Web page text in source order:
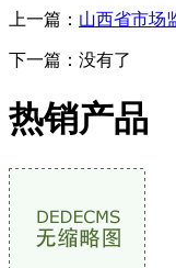
上一篇： 山西省市场
下一篇：没有了
热销产品